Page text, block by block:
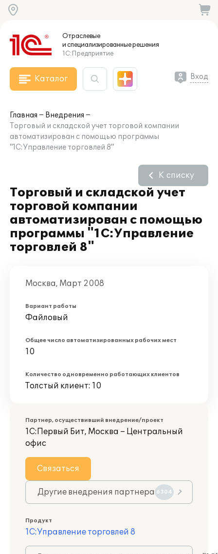
Отраслевые
и специализированныерешения
1С:Предприятие
Каталог Вход
Главная
Внедрения
Торговый и складской учет торговой компании
автоматизирован с помощью программы
"1С:Управление торговлей 8"
Торговый и складской учет
торговой компании
автоматизирован с помощью
программы "1С:Управление
торговлей 8"
К списку
Москва, Март 2008
Вариант работы
Файловый
Общее число автоматизированных рабочих мест
10
Количество одновременно работающих клиентов
Толстый клиент: 10
Партнер, осуществивший внедрение/проект
1С:Первый Бит, Москва – Центральный
офис
Связаться
Другие внедрения партнера 6304
Продукт
1С:Управление торговлей 8